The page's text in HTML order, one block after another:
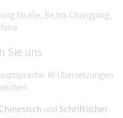
Straße, Bezirk Changping,
Sie uns
KI-Übersetzungen
und Schriftlicher